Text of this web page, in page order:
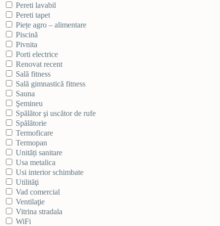
Pereti lavabil
Pereti tapet
Piețe agro – alimentare
Piscină
Pivnita
Porti electrice
Renovat recent
Sală fitness
Sală gimnastică fitness
Sauna
Şemineu
Spălător şi uscător de rufe
Spălătorie
Termoficare
Termopan
Unități sanitare
Usa metalica
Usi interior schimbate
Utilităţi
Vad comercial
Ventilaţie
Vitrina stradala
WiFi